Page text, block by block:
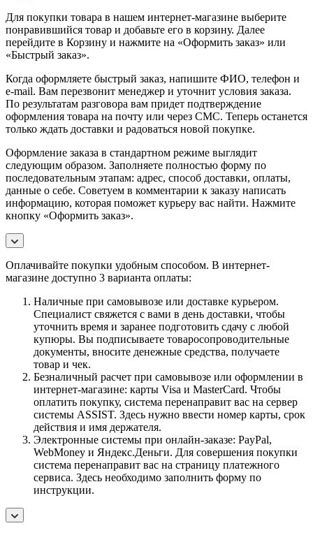
Для покупки товара в нашем интернет-магазине выберите
понравившийся товар и добавьте его в корзину. Далее
перейдите в Корзину и нажмите на «Оформить заказ» или
«Быстрый заказ».
Когда оформляете быстрый заказ, напишите ФИО, телефон и
e-mail. Вам перезвонит менеджер и уточнит условия заказа.
По результатам разговора вам придет подтверждение
оформления товара на почту или через СМС. Теперь останется
только ждать доставки и радоваться новой покупке.
Оформление заказа в стандартном режиме выглядит
следующим образом. Заполняете полностью форму по
последовательным этапам: адрес, способ доставки, оплаты,
данные о себе. Советуем в комментарии к заказу написать
информацию, которая поможет курьеру вас найти. Нажмите
кнопку «Оформить заказ».
Оплачивайте покупки удобным способом. В интернет-
магазине доступно 3 варианта оплаты:
Наличные при самовывозе или доставке курьером.
Специалист свяжется с вами в день доставки, чтобы
уточнить время и заранее подготовить сдачу с любой
купюры. Вы подписываете товаросопроводительные
документы, вносите денежные средства, получаете
товар и чек.
Безналичный расчет при самовывозе или оформлении в
интернет-магазине: карты Visa и MasterCard. Чтобы
оплатить покупку, система перенаправит вас на сервер
системы ASSIST. Здесь нужно ввести номер карты, срок
действия и имя держателя.
Электронные системы при онлайн-заказе: PayPal,
WebMoney и Яндекс.Деньги. Для совершения покупки
система перенаправит вас на страницу платежного
сервиса. Здесь необходимо заполнить форму по
инструкции.